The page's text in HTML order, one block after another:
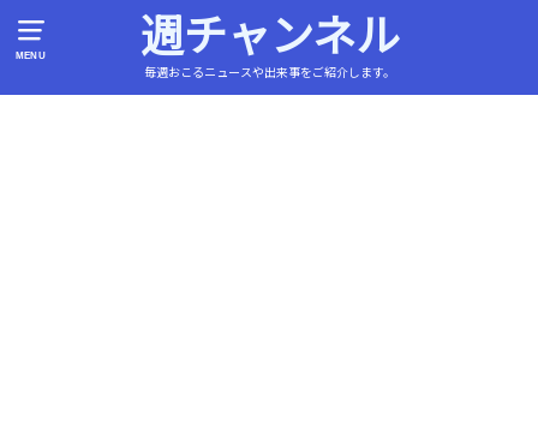
MENU 週チャンネル
毎週おこるニュースや出来事をご紹介します。